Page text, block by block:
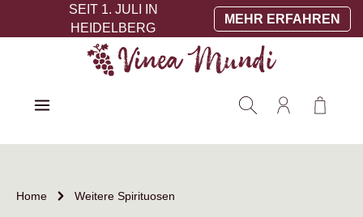
Zum Hauptinhalt springen
SEIT 1. JULI IN
HEIDELBERG
MEHR ERFAHREN
Home Weitere Spirituosen